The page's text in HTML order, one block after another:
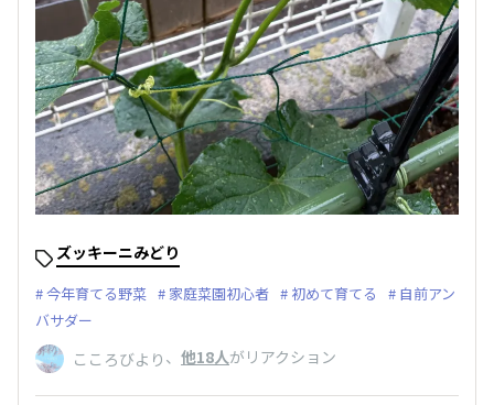
ズッキーニみどり
今年育てる野菜 家庭菜園初心者 初めて育てる
自前アン
バサダー
こころびより 、 他18人がリアクション